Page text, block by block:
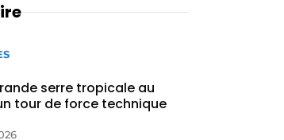
serre tropicale au
tour de force technique